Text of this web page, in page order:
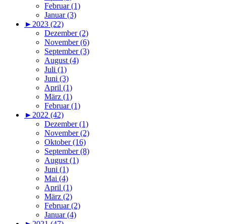
Februar (1)
Januar (3)
► 2023 (22)
Dezember (2)
November (6)
September (3)
August (4)
Juli (1)
Juni (3)
April (1)
März (1)
Februar (1)
► 2022 (42)
Dezember (1)
November (2)
Oktober (16)
September (8)
August (1)
Juni (1)
Mai (4)
April (1)
März (2)
Februar (2)
Januar (4)